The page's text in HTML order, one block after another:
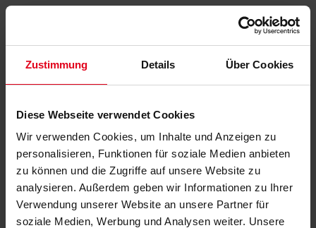
Zustimmung Details Über Cookies
Diese Webseite verwendet Cookies
Wir verwenden Cookies, um Inhalte und Anzeigen zu
personalisieren, Funktionen für soziale Medien anbieten
zu können und die Zugriffe auf unsere Website zu
analysieren. Außerdem geben wir Informationen zu Ihrer
Verwendung unserer Website an unsere Partner für
soziale Medien, Werbung und Analysen weiter. Unsere